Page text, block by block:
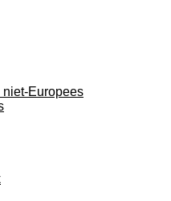
niet-Europees